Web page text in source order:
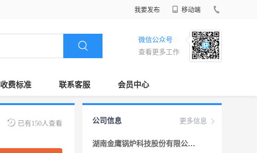
我要发布 移动端
微信公众号
查看更多工作
收费标准 联系客服 会员中心
已有150人查看 更多信息
公司信息
湖南金鹰锅炉科技股份有限公司